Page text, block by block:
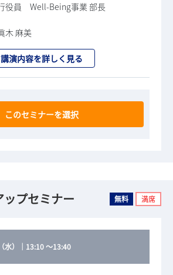
役員 Well-Being事業 部長
木 麻美
講演内容を詳しく見る
このセミナーを選択
プセミナー 無料 満席
） ｜ 13:10～13:40